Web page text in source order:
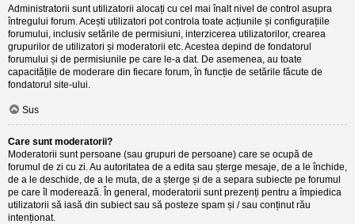
Administratorii sunt utilizatorii alocați cu cel mai înalt nivel de control asupra
întregului forum. Acești utilizatori pot controla toate acțiunile și configurațiile
forumului, inclusiv setările de permisiuni, interzicerea utilizatorilor, crearea
grupurilor de utilizatori și moderatorii etc. Acestea depind de fondatorul
forumului și de permisiunile pe care le-a dat. De asemenea, au toate
capacitățile de moderare din fiecare forum, în funcție de setările făcute de
fondatorul site-ului.
Sus
Care sunt moderatorii?
Moderatorii sunt persoane (sau grupuri de persoane) care se ocupă de
forumul de zi cu zi. Au autoritatea de a edita sau șterge mesaje, de a le închide,
de a le deschide, de a le muta, de a șterge și de a separa subiecte pe forumul
pe care îl moderează. În general, moderatorii sunt prezenți pentru a împiedica
utilizatorii să iasă din subiect sau să posteze spam și / sau conținut rău
intenționat.